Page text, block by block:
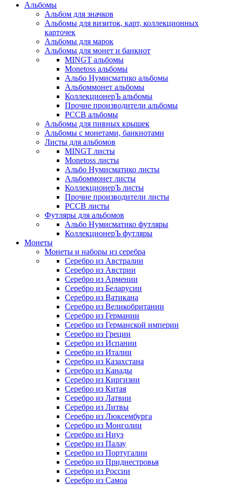
Альбомы
Альбом для значков
Альбомы для визиток, карт, коллекционных
карточек
Альбомы для марок
Альбомы для монет и банкнот
MINGT альбомы
Monetoss альбомы
Альбо Нумисматико альбомы
Альбоммонет альбомы
КоллекционерЪ альбомы
Прочие производители альбомы
РССВ альбомы
Альбомы для пивных крышек
Альбомы с монетами, банкнотами
Листы для альбомов
MINGT листы
Monetoss листы
Альбо Нумисматико листы
Альбоммонет листы
КоллекционерЪ листы
Прочие производители листы
РССВ листы
Футляры для альбомов
Альбо Нумисматико футляры
КоллекционерЪ футляры
Монеты
Монеты и наборы из серебра
Серебро из Австралии
Серебро из Австрии
Серебро из Армении
Серебро из Беларусии
Серебро из Ватикана
Серебро из Великобритании
Серебро из Германии
Серебро из Германской империи
Серебро из Греции
Серебро из Испании
Серебро из Италии
Серебро из Казахстана
Серебро из Канады
Серебро из Киргизии
Серебро из Китая
Серебро из Латвии
Серебро из Литвы
Серебро из Люксембурга
Серебро из Монголии
Серебро из Ниуэ
Серебро из Палау
Серебро из Португалии
Серебро из Приднестровья
Серебро из России
Серебро из Самоа